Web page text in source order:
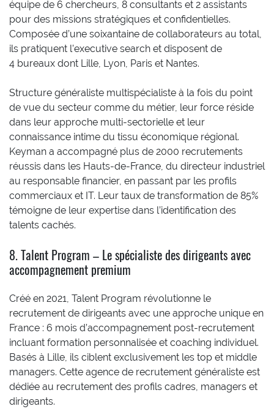
équipe de 6 chercheurs, 8 consultants et 2 assistants
pour des missions stratégiques et confidentielles.
Composée d’une soixantaine de collaborateurs au total,
ils pratiquent l’executive search et disposent de
4 bureaux dont Lille, Lyon, Paris et Nantes.
Structure généraliste multispécialiste à la fois du point
de vue du secteur comme du métier, leur force réside
dans leur approche multi-sectorielle et leur
connaissance intime du tissu économique régional.
Keyman a accompagné plus de 2000 recrutements
réussis dans les Hauts-de-France, du directeur industriel
au responsable financier, en passant par les profils
commerciaux et IT. Leur taux de transformation de 85%
témoigne de leur expertise dans l’identification des
talents cachés.
8. Talent Program – Le spécialiste des dirigeants avec
accompagnement premium
Créé en 2021, Talent Program révolutionne le
recrutement de dirigeants avec une approche unique en
France : 6 mois d’accompagnement post-recrutement
incluant formation personnalisée et coaching individuel.
Basés à Lille, ils ciblent exclusivement les top et middle
managers. Cette agence de recrutement généraliste est
dédiée au recrutement des profils cadres, managers et
dirigeants.